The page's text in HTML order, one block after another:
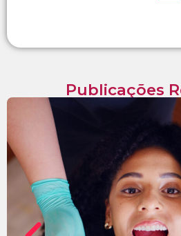
Publicações